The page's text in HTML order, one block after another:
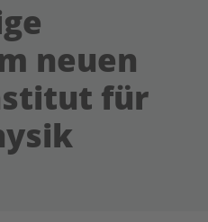
neuen
für